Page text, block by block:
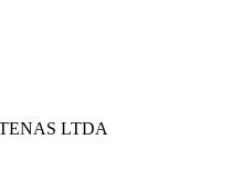
LTDA